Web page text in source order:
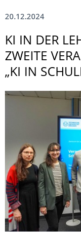
20.12.2024
KI IN DER
ZWEITE
„KI IN